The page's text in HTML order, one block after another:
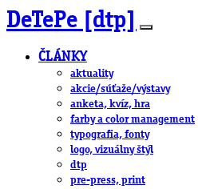
DeTePe [dtp]
ČLÁNKY
aktuality
akcie/súťaže/výstavy
anketa, kvíz, hra
farby a color management
typografia, fonty
logo, vizuálny štýl
dtp
pre-press, print